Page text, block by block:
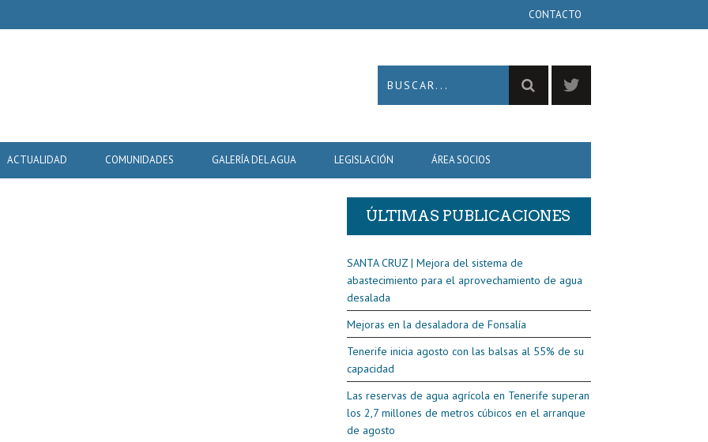
CONTACTO
ACTUALIDAD COMUNIDADES GALERÍA DEL AGUA LEGISLACIÓN ÁREA SOCIOS
ÚLTIMAS PUBLICACIONES
SANTA CRUZ | Mejora del sistema de
abastecimiento para el aprovechamiento de agua
desalada
Mejoras en la desaladora de Fonsalía
Tenerife inicia agosto con las balsas al 55% de su
capacidad
Las reservas de agua agrícola en Tenerife superan
los 2,7 millones de metros cúbicos en el arranque
de agosto